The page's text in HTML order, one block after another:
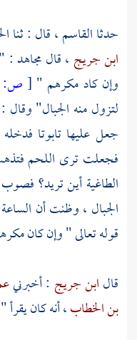
حدثاالقاسم، قال : ثنا
ابن جريج ، قالمجاهد:
وإن كاد مكرهم " [ص:
لتزول منه الجبال"
جعل عليها تابوتا
فجعلت ترى اللحم
الطاغية أين تريد؟
الجبال ، وظنت أن
قوله تعالى " وإن كان
قالابن جريج : أخبرني
بن الخطاب، أنه كان